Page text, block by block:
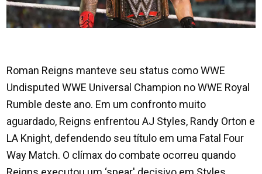
Roman Reigns manteve seu status como WWE
Undisputed WWE Universal Champion no WWE Royal
Rumble deste ano. Em um confronto muito
aguardado, Reigns enfrentou AJ Styles, Randy Orton e
LA Knight, defendendo seu título em uma Fatal Four
Way Match. O clímax do combate ocorreu quando